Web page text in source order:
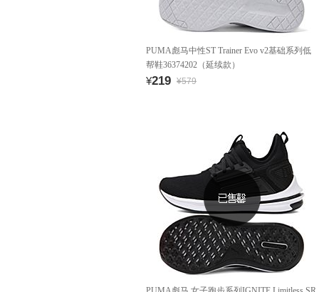
PUMA彪马中性ST Trainer Evo v2基础系列低
帮鞋36374202（延续款）
¥219 ¥579